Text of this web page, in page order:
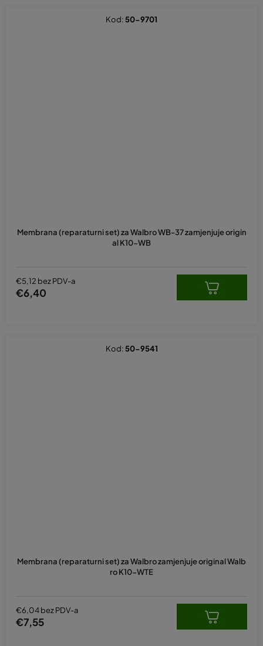
Membrana (reparaturni set) za Walbro WB-37 zamjenjuje origin
al K10-WB
€5,12 bez PDV-a
€6,40
Kod: 50-9701
Membrana (reparaturni set) za Walbro zamjenjuje original Walb
ro K10-WTE
€6,04 bez PDV-a
€7,55
Kod: 50-9541